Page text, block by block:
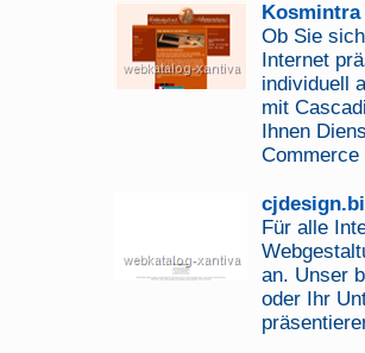
Kosmintra
Ob Sie
Internet
individuell
mit
Ihnen
Für alle
an. Unser
oder Ihr